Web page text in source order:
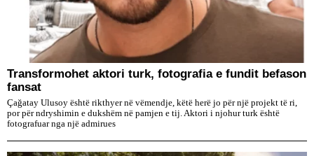
Transformohet aktori turk, fotografia e fundit befason
fansat
Çağatay Ulusoy është rikthyer në vëmendje, këtë herë jo për një projekt të ri,
por për ndryshimin e dukshëm në pamjen e tij. Aktori i njohur turk është
fotografuar nga një admirues